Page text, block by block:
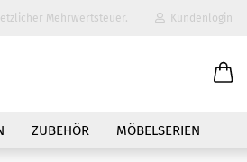
Mehrwertsteuer. Kundenlogin
ZUBEHÖR MÖBELSERIEN